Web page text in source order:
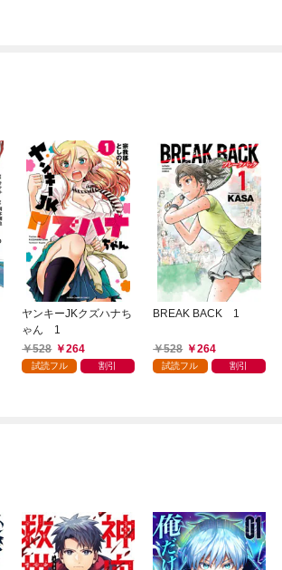
ヤンキーJKクズハナち
ゃん 1
528
264
試読フル 割引
BREAK BACK 1
528 264
試読フル 割引